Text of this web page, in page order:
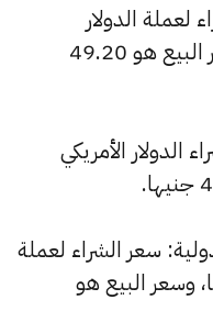
لعملة الدولار
الأمريكي هو 49.10 جنيها، وسعر البيع هو 49.20
الدولار الأمريكي
سعر الشراء لعملة
هو 49.17 جنيها، وسعر البيع هو